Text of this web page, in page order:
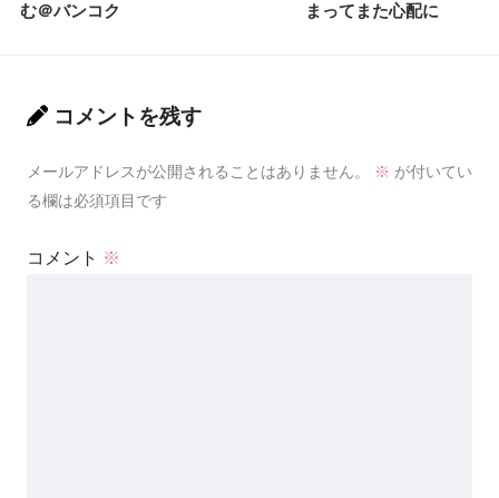
む＠バンコク
まってまた心配に
コメントを残す
メールアドレスが公開されることはありません。 ※ が付いてい
る欄は必須項目です
コメント ※